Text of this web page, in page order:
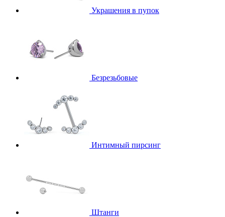
Украшения в пупок
Безрезьбовые
Интимный пирсинг
Штанги